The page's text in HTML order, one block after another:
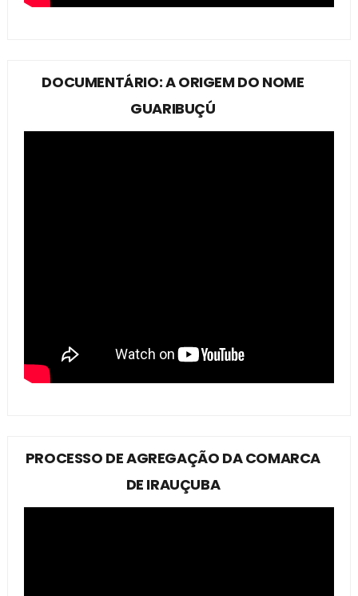
DOCUMENTÁRIO: A ORIGEM DO NOME
GUARIBUÇÚ
PROCESSO DE AGREGAÇÃO DA COMARCA
DE IRAUÇUBA